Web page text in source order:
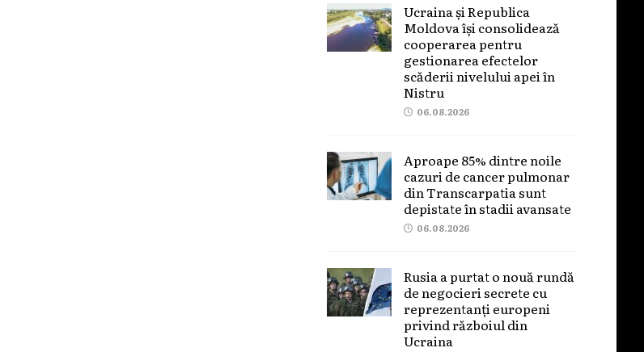
Ucraina și Republica
Moldova își consolidează
cooperarea pentru
gestionarea efectelor
scăderii nivelului apei în
Nistru
06.08.2026
Aproape 85% dintre noile
cazuri de cancer pulmonar
din Transcarpatia sunt
depistate în stadii avansate
06.08.2026
Rusia a purtat o nouă rundă
de negocieri secrete cu
reprezentanți europeni
privind războiul din
Ucraina